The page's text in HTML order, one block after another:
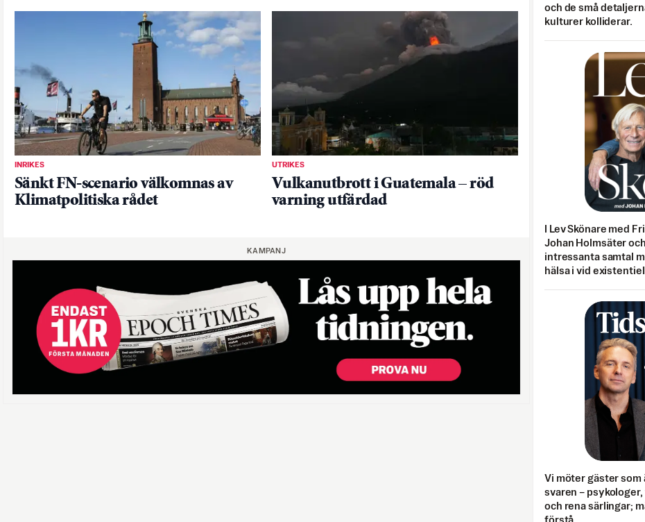
INRIKES
Sänkt FN-scenario välkomnas av
Klimatpolitiska rådet
UTRIKES
Vulkanutbrott i Guatemala – röd
varning utfärdad
KAMPANJ
och de små
kulturer kolliderar.
I Lev Skönare med
Johan Holmsäter
intressanta samtal
hälsa i vid
Vi möter gäster som
svaren –
och rena särlingar;